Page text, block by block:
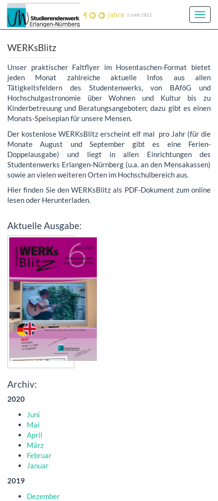
WERKsBlitz
Unser praktischer Faltflyer im Hosentaschen-Format bietet
jeden Monat zahlreiche aktuelle Infos aus allen
Tätigkeitsfeldern des Studentenwerks, von BAföG und
Hochschulgastronomie über Wohnen und Kultur bis zu
Kinderbetreuung und Beratungsangeboten; dazu gibt es einen
Monats-Speiseplan für unsere Mensen.
Der kostenlose WERKsBlitz erscheint elf mal pro Jahr (für die
Monate August und September gibt es eine Ferien-
Doppelausgabe) und liegt in allen Einrichtungen des
Studentenwerks Erlangen-Nürnberg (u.a. an den Mensakassen)
sowie an vielen weiteren Orten im Hochschulbereich aus.
Hier finden Sie den WERKsBlitz als PDF-Dokument zum online
lesen oder Herunterladen.
Aktuelle Ausgabe:
Archiv:
2020
Juni
Mai
April
März
Februar
Januar
2019
Dezember